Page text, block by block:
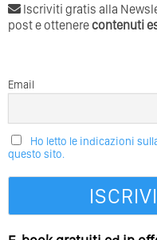
Iscriviti gratis alla
post e ottenerecontenuti
Email
Ho letto le indicazioni
questo sito.